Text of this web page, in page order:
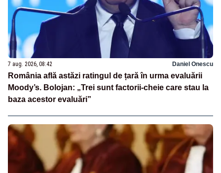
7 aug. 2026, 08:42 Daniel Onescu
România află astăzi ratingul de țară în urma evaluării
Moody’s. Bolojan: „Trei sunt factorii-cheie care stau la
baza acestor evaluări”